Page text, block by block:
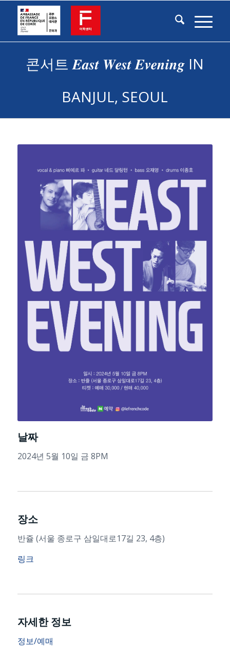
콘서트 𝑬𝒂𝒔𝒕 𝑾𝒆𝒔𝒕 𝑬𝒗𝒆𝒏𝒊𝒏𝒈 IN
BANJUL, SEOUL
날짜
2024년 5월 10일 금 8PM
장소
반쥴 (서울 종로구 삼일대로17길 23, 4층)
링크
자세한 정보
정보/예매